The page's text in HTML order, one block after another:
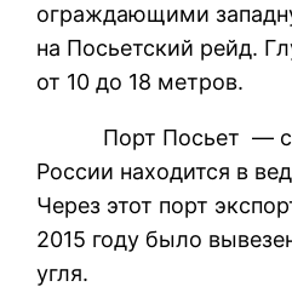
ограждающими
на Посьетский рейд.
от 10 до 18 метров.
Порт Посьет —
России находится в
Через этот порт
2015 году было
угля.